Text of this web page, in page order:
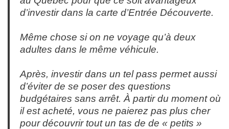
d’investir dans la carte d’Entrée Découverte.
Même chose si on ne voyage qu’à deux
adultes dans le même véhicule.
Après, investir dans un tel pass permet aussi
d’éviter de se poser des questions
budgétaires sans arrêt. À partir du moment où
il est acheté, vous ne paierez pas plus cher
pour découvrir tout un tas de de « petits »